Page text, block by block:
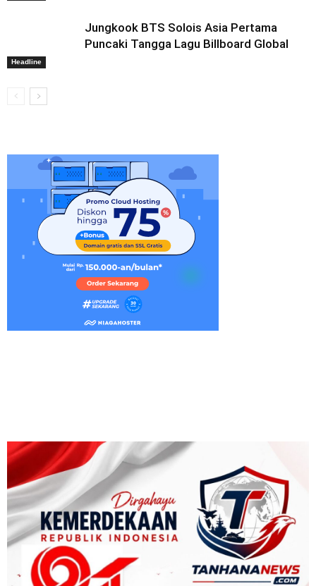
Headline
Jungkook BTS Solois Asia Pertama
Puncaki Tangga Lagu Billboard Global